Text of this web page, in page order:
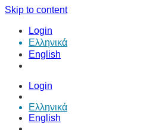
Skip to content
Login
Ελληνικά
English
Login
Ελληνικά
English